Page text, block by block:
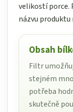
velikostí porce.
názvu
Obsah
Filtr
stejném
potřeba
skutečně